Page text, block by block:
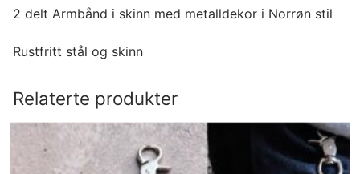
2 delt Armbånd i skinn med metalldekor i Norrøn stil
Rustfritt stål og skinn
Relaterte produkter